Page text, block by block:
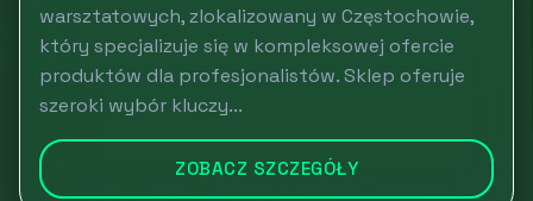
warsztatowych, zlokalizowany w Częstochowie,
który specjalizuje się w kompleksowej ofercie
produktów dla profesjonalistów. Sklep oferuje
szeroki wybór kluczy...
ZOBACZ SZCZEGÓŁY